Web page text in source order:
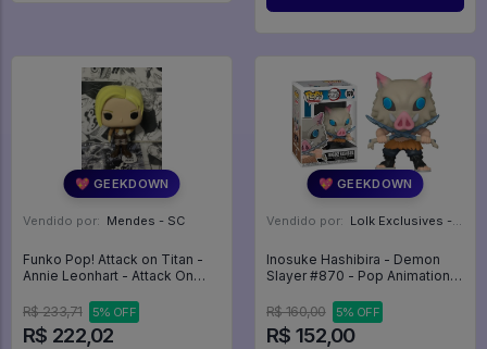
💖 GEEKDOWN
Vendido por: Mendes - SC
Funko Pop! Attack on Titan -
Annie Leonhart - Attack On
R$ 233,71
5% OFF
R$ 222,02
💖 GEEKDOWN
Vendido por: Lolk Exclusives - SP
Inosuke Hashibira - Demon
Slayer #870 - Pop Animation
R$ 160,00
5% OFF
R$ 152,00